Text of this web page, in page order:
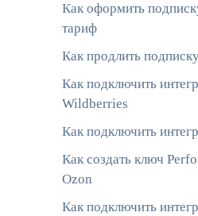
Как оформить
тариф
Как продлить
Как подключить
Wildberries
Как подключить
Как создать ключ
Ozon
Как подключить